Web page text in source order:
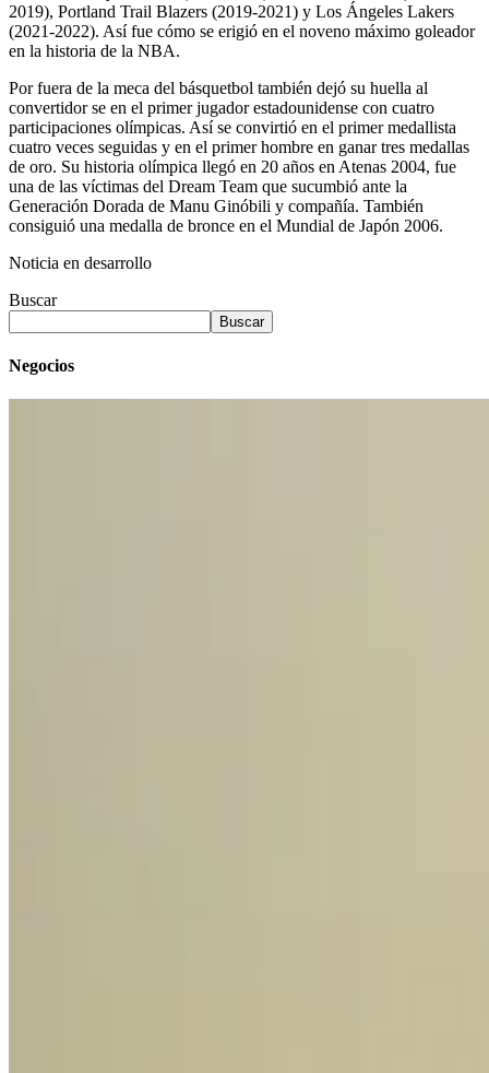
2019), Portland Trail Blazers (2019-2021) y Los Ángeles Lakers
(2021-2022). Así fue cómo se erigió en el noveno máximo goleador
en la historia de la NBA.
Por fuera de la meca del básquetbol también dejó su huella al
convertidor se en el primer jugador estadounidense con cuatro
participaciones olímpicas. Así se convirtió en el primer medallista
cuatro veces seguidas y en el primer hombre en ganar tres medallas
de oro. Su historia olímpica llegó en 20 años en Atenas 2004, fue
una de las víctimas del Dream Team que sucumbió ante la
Generación Dorada de Manu Ginóbili y compañía. También
consiguió una medalla de bronce en el Mundial de Japón 2006.
Noticia en desarrollo
Buscar
Buscar
Negocios